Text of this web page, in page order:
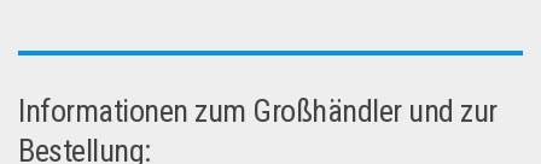
Informationen zum Großhändler und zur
Bestellung: